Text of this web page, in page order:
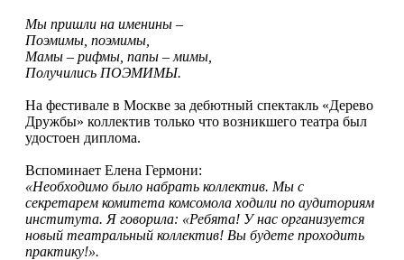
Мы пришли на именины –
Поэмимы, поэмимы,
Мамы – рифмы, папы – мимы,
Получились ПОЭМИМЫ.
На фестивале в Москве за дебютный спектакль «Дерево
Дружбы» коллектив только что возникшего театра был
удостоен диплома.
Вспоминает Елена Гермони:
«Необходимо было набрать коллектив. Мы с
секретарем комитета комсомола ходили по аудиториям
института. Я говорила: «Ребята! У нас организуется
новый театральный коллектив! Вы будете проходить
практику!».